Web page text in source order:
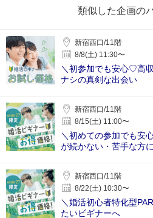
類似した企画の
新宿西口/11階
8/8(土) 11:30〜
＼初参加でも安心♡高
ナシの真剣な出会い
新宿西口/11階
8/15(土) 11:00〜
＼初めての参加でも安
が続かない・苦手な方
新宿西口/11階
8/22(土) 10:30〜
＼婚活初心者特化型
たいビギナーへ